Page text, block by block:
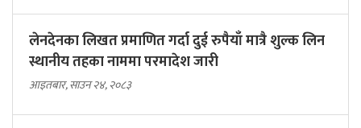
लेनदेनका लिखत प्रमाणित गर्दा दुई रुपैयाँ मात्रै शुल्क लिन
स्थानीय तहका नाममा परमादेश जारी
आइतबार, साउन २४, २०८३